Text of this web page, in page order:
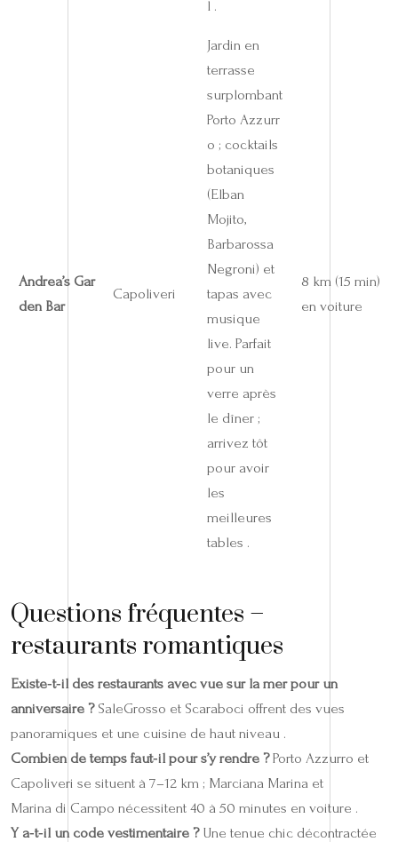
l .
Andrea’s Gar
den Bar
Capoliveri
Jardin en
terrasse
surplombant
Porto Azzurr
o ; cocktails
botaniques
(Elban
Mojito,
Barbarossa
Negroni) et
tapas avec
musique
live. Parfait
pour un
verre après
le dîner ;
arrivez tôt
pour avoir
les
meilleures
tables .
8 km (15 min)
en voiture
Questions fréquentes –
restaurants romantiques
Existe‑t‑il des restaurants avec vue sur la mer pour un
anniversaire ?SaleGrosso et Scaraboci offrent des vues
panoramiques et une cuisine de haut niveau .
Combien de temps faut‑il pour s’y rendre ?Porto Azzurro et
Capoliveri se situent à 7–12 km ; Marciana Marina et
Marina di Campo nécessitent 40 à 50 minutes en voiture .
Y a‑t‑il un code vestimentaire ?Une tenue chic décontractée